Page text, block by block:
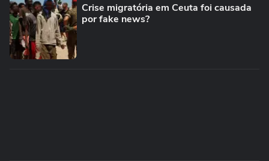
Crise migratória em Ceuta foi causada
por fake news?